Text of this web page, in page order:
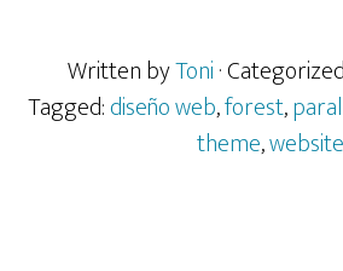
debes
QUITAR
Written byToni·
Tagged:diseño web,forest,
theme,website